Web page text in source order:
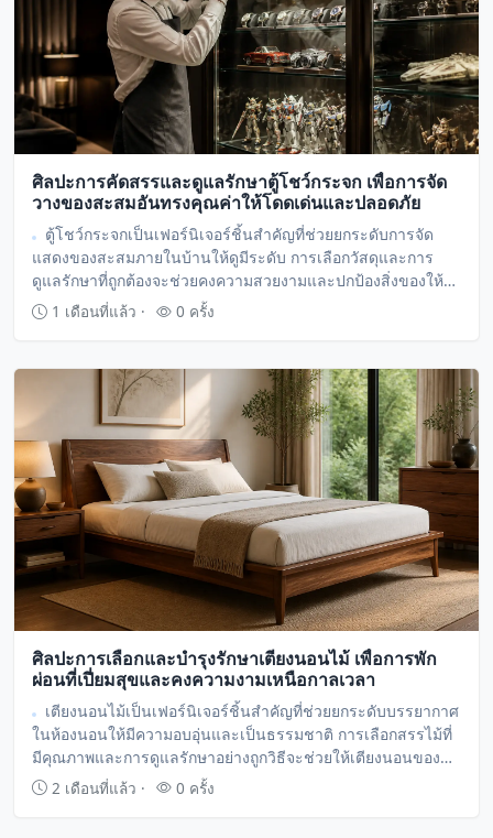
ศิลปะการคัดสรรและดูแลรักษาตู้โชว์กระจก เพื่อการจัด
วางของสะสมอันทรงคุณค่าให้โดดเด่นและปลอดภัย
ตู้โชว์กระจกเป็นเฟอร์นิเจอร์ชิ้นสำคัญที่ช่วยยกระดับการจัด
แสดงของสะสมภายในบ้านให้ดูมีระดับ การเลือกวัสดุและการ
ดูแลรักษาที่ถูกต้องจะช่วยคงความสวยงามและปกป้องสิ่งของให้
ปลอดภัยจากฝุ่นละอองและปัจจัยภายนอกได้อย่างยาวนาน
1 เดือนที่แล้ว · 0 ครั้ง
ศิลปะการเลือกและบำรุงรักษาเตียงนอนไม้ เพื่อการพัก
ผ่อนที่เปี่ยมสุขและคงความงามเหนือกาลเวลา
เตียงนอนไม้เป็นเฟอร์นิเจอร์ชิ้นสำคัญที่ช่วยยกระดับบรรยากาศ
ในห้องนอนให้มีความอบอุ่นและเป็นธรรมชาติ การเลือกสรรไม้ที่
มีคุณภาพและการดูแลรักษาอย่างถูกวิธีจะช่วยให้เตียงนอนของ
คุณคงความสวยงามและใช้งานได้อย่างยาวนานหลายทศวรรษ
2 เดือนที่แล้ว · 0 ครั้ง